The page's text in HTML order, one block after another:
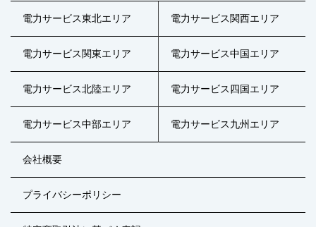
電力サービス東北エリア
電力サービス関東エリア
電力サービス北陸エリア
電力サービス中部エリア
電力サービス関西エリア
電力サービス中国エリア
電力サービス四国エリア
電力サービス九州エリア
会社概要
プライバシーポリシー